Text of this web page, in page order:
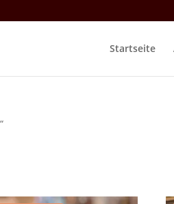
Startseite